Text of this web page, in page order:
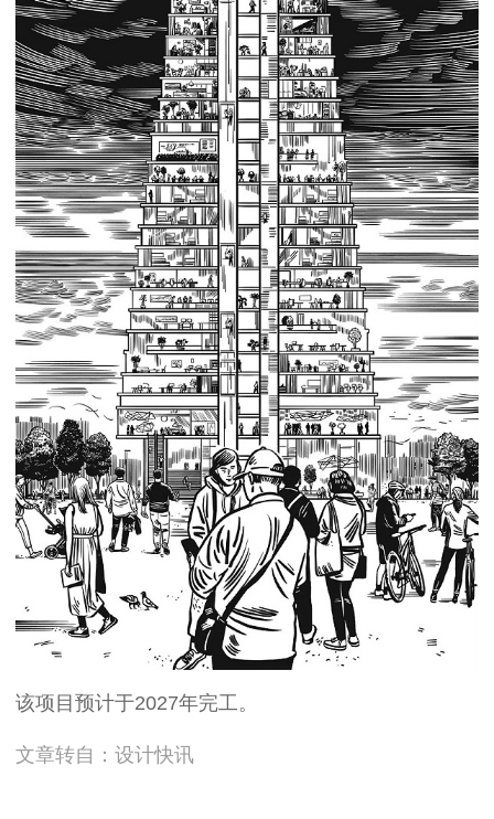
该项目预计于2027年完工。
文章转自：设计快讯